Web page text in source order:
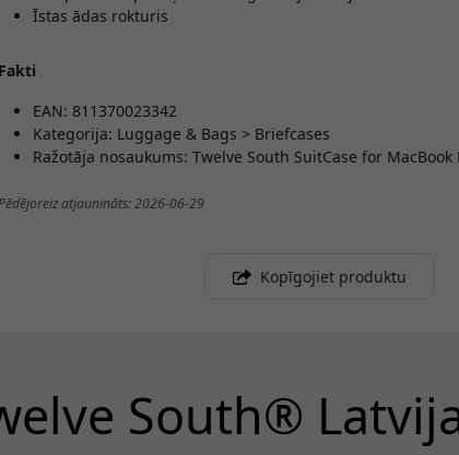
Īstas ādas rokturis
Fakti
EAN: 811370023342
Kategorija: Luggage & Bags > Briefcases
Ražotāja nosaukums: Twelve South SuitCase for MacBook
atjaunināts: 2026-06-29
Kopīgojiet produktu
South®